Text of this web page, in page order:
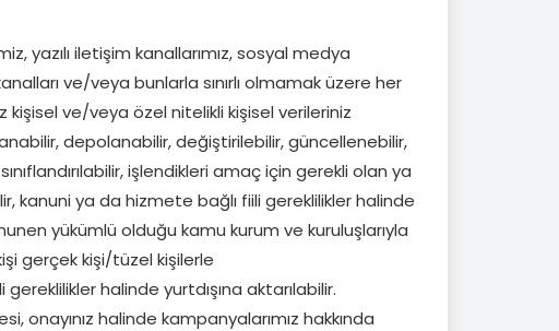
yazılı iletişim kanallarımız, sosyal medya
ve/veya bunlarla sınırlı olmamak üzere her
kişisel ve/veya özel nitelikli kişisel verileriniz
depolanabilir, değiştirilebilir, güncellenebilir,
işlendikleri amaç için gerekli olan ya
kanuni ya da hizmete bağlı fiili gereklilikler halinde
yükümlü olduğu kamu kurum ve kuruluşlarıyla
gerçek kişi/tüzel kişilerle
halinde yurtdışına aktarılabilir.
halinde kampanyalarımız hakkında